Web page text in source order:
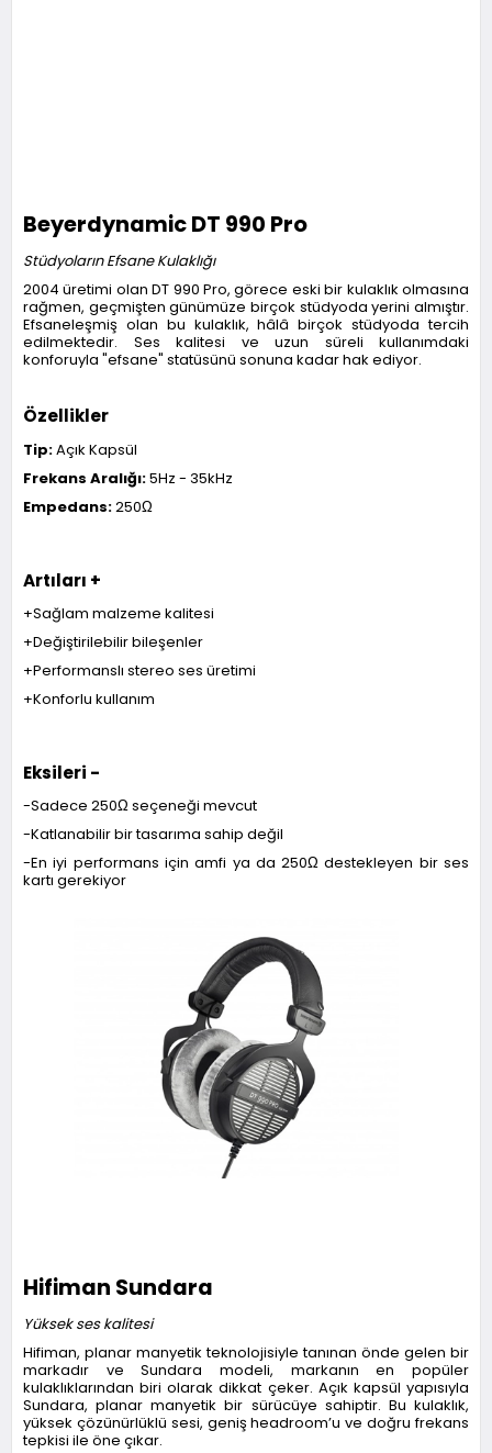
Beyerdynamic DT 990 Pro
Stüdyoların Efsane Kulaklığı
2004 üretimi olan DT 990 Pro, görece eski bir kulaklık olmasına
rağmen, geçmişten günümüze birçok stüdyoda yerini almıştır.
Efsaneleşmiş olan bu kulaklık, hâlâ birçok stüdyoda tercih
edilmektedir. Ses kalitesi ve uzun süreli kullanımdaki
konforuyla "efsane" statüsünü sonuna kadar hak ediyor.
Özellikler
Tip:Açık Kapsül
Frekans Aralığı:5Hz - 35kHz
Empedans:250Ω
Artıları +
+Sağlam malzeme kalitesi
+Değiştirilebilir bileşenler
+Performanslı stereo ses üretimi
+Konforlu kullanım
Eksileri -
-Sadece 250Ω seçeneği mevcut
-Katlanabilir bir tasarıma sahip değil
-En iyi performans için amfi ya da 250Ω destekleyen bir ses
kartı gerekiyor
Hifiman Sundara
Yüksek ses kalitesi
Hifiman, planar manyetik teknolojisiyle tanınan önde gelen bir
markadır ve Sundara modeli, markanın en popüler
kulaklıklarından biri olarak dikkat çeker. Açık kapsül yapısıyla
Sundara, planar manyetik bir sürücüye sahiptir. Bu kulaklık,
yüksek çözünürlüklü sesi, geniş headroom’u ve doğru frekans
tepkisi ile öne çıkar.